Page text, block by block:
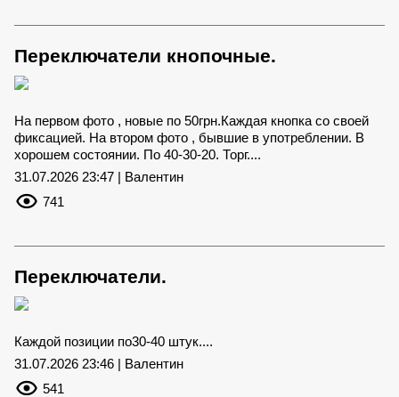
Переключатели кнопочные.
На первом фото , новые по 50грн.Каждая кнопка со своей
фиксацией. На втором фото , бывшие в употреблении. В
хорошем состоянии. По 40-30-20. Торг....
31.07.2026 23:47 | Валентин
741
Переключатели.
Каждой позиции по30-40 штук....
31.07.2026 23:46 | Валентин
541